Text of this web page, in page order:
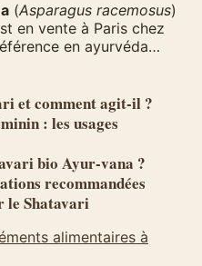
(Asparagus racemosus)
en vente à Paris chez
en ayurvéda
accompagne
de leur vie.
et comment agit-il ?
: les usages
bio Ayur-vana ?
recommandées
le Shatavari
alimentaires à